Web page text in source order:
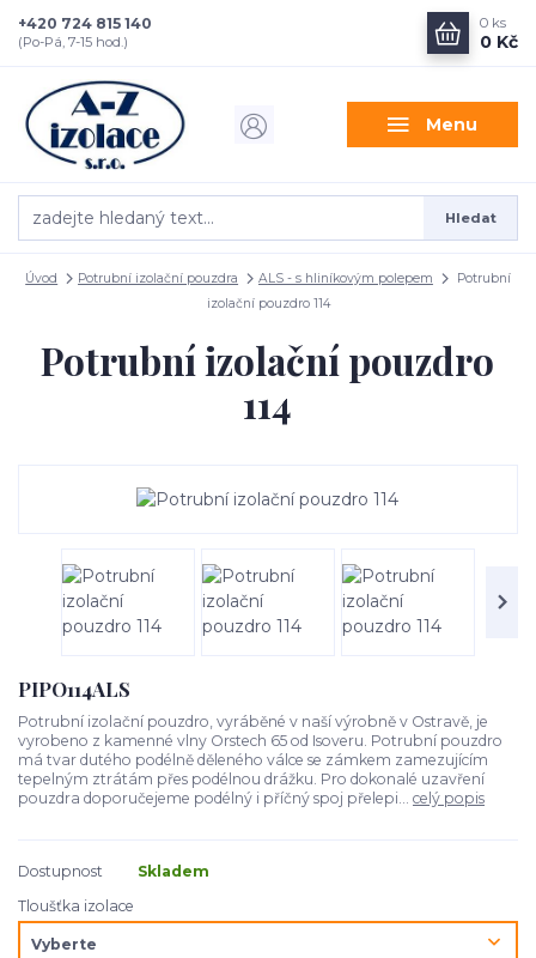
Menu
Hledat
+420 724 815 140
(Po-Pá, 7-15 hod.)
0 ks
0 Kč
Úvod Potrubní izolační pouzdra ALS - s hliníkovým polepem
Potrubní
izolační pouzdro 114
Potrubní izolační pouzdro
114
PIPO114ALS
Potrubní izolační pouzdro, vyráběné v naší výrobně v Ostravě, je
vyrobeno z kamenné vlny Orstech 65 od Isoveru. Potrubní pouzdro
má tvar dutého podélně děleného válce se zámkem zamezujícím
tepelným ztrátám přes podélnou drážku. Pro dokonalé uzavření
pouzdra doporučejeme podélný i příčný spoj přelepi... celý popis
Dostupnost
Skladem
Tloušťka izolace